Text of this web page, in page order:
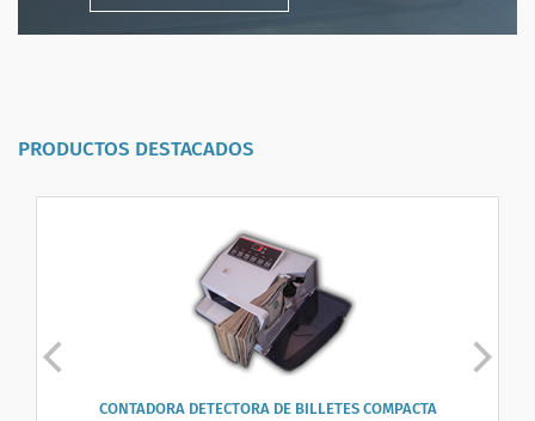
PRODUCTOS DESTACADOS
CONTADORA DETECTORA DE BILLETES COMPACTA